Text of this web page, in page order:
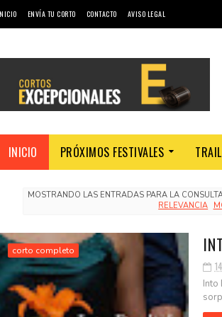
ENVÍA TU CORTO CONTACTO AVISO LEGAL
INICIO PRÓXIMOS FESTIVALES
MOSTRANDO LAS ENTRADAS PARA LA
RELEVANCIA
corto completo
Into